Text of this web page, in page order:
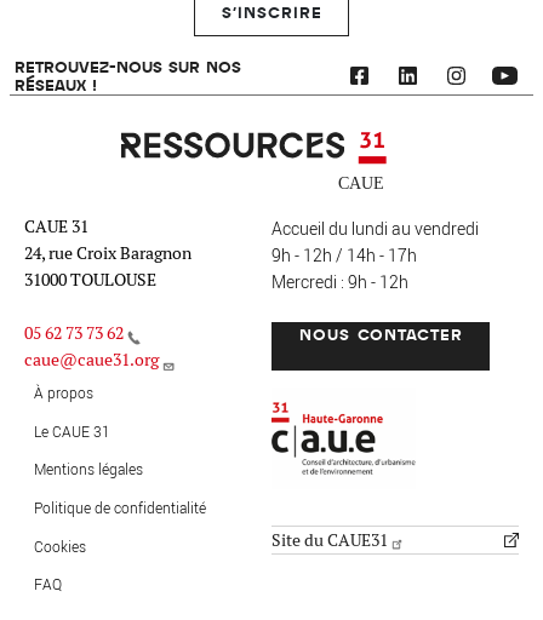
S'INSCRIRE
RETROUVEZ-NOUS SUR NOS
RÉSEAUX !
Ressources 31
CAUE 31
24, rue Croix Baragnon
31000 TOULOUSE
05 62 73 73 62
caue@caue31.org
Accueil du lundi au vendredi
9h - 12h / 14h - 17h
Mercredi : 9h - 12h
NOUS CONTACTER
MENU PIED DE PAGE
À propos
Le CAUE 31
Mentions légales
Politique de confidentialité
Cookies
FAQ
Site du CAUE31